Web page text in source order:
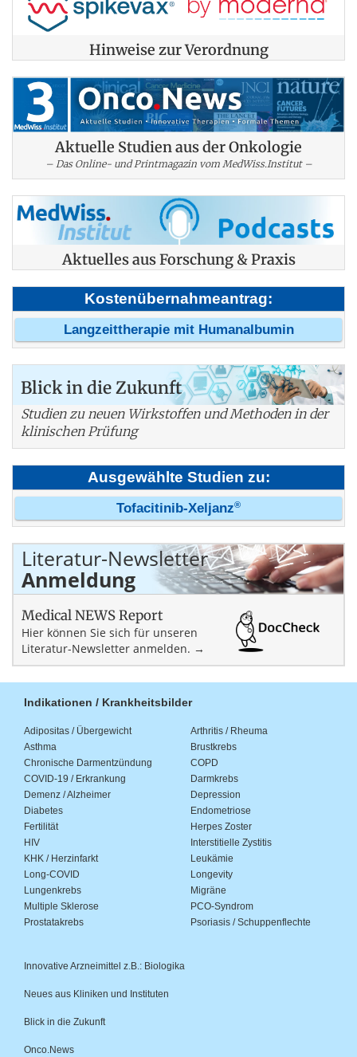
Hinweise zur Verordnung
Aktuelle Studien aus der Onkologie
– Das Online- und Printmagazin vom MedWiss.Institut –
Aktuelles aus Forschung & Praxis
Kostenübernahmeantrag:
Langzeittherapie mit Humanalbumin
Blick in die Zukunft
Studien zu neuen Wirkstoffen und Methoden in der
klinischen Prüfung
Ausgewählte Studien zu:
Tofacitinib-Xeljanz®
Literatur-Newsletter
Anmeldung
Medical NEWS Report
Hier können Sie sich für unseren
Literatur-Newsletter anmelden. →
Indikationen / Krankheitsbilder
Adipositas / Übergewicht
Arthritis / Rheuma
Asthma
Brustkrebs
Chronische Darmentzündung
COPD
COVID-19 / Erkrankung
Darmkrebs
Demenz / Alzheimer
Depression
Diabetes
Endometriose
Fertilität
Herpes Zoster
HIV
Interstitielle Zystitis
KHK / Herzinfarkt
Leukämie
Long-COVID
Longevity
Lungenkrebs
Migräne
Multiple Sklerose
PCO-Syndrom
Prostatakrebs
Psoriasis / Schuppenflechte
Innovative Arzneimittel z.B.: Biologika
Neues aus Kliniken und Instituten
Blick in die Zukunft
Onco.News